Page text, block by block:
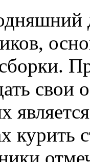
свои
курить